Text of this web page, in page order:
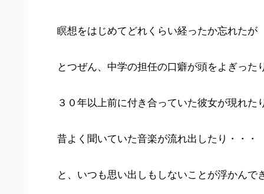
瞑想をはじめてどれくらい経ったか忘れたが
とつぜん、中学の担任の口癖が頭をよぎった
３０年以上前に付き合っていた彼女が現れた
昔よく聞いていた音楽が流れ出したり・・・
と、いつも思い出しもしないことが浮かんで